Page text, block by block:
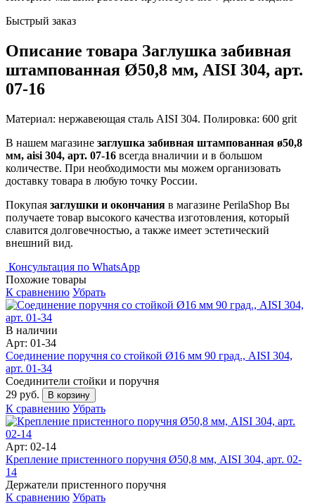
Быстрый заказ
Описание товара Заглушка забивная
штампованная Ø50,8 мм, AISI 304, арт.
07-16
Материал: нержавеющая сталь AISI 304. Полировка: 600 grit
В нашем магазине заглушка забивная штампованная ø50,8
мм, aisi 304, арт. 07-16 всегда вналичии и в большом
количестве. При необходимости мы можем организовать
доставку товара в любую точку России.
Покупая заглушки и окончания в магазине PerilaShop Вы
получаете товар высокого качества изготовления, который
славится долговечностью, а также имеет эстетический
внешний вид.
Консультация по WhatsApp
Похожие товары
К сравнению Убрать
В наличии
Арт: 01-34
Соединение поручня со стойкой Ø16 мм 90 град., AISI 304,
арт. 01-34
Соединители стойки и поручня
29 руб.
В корзину
К сравнению Убрать
Арт: 02-14
Крепление пристенного поручня Ø50,8 мм, AISI 304, арт. 02-
14
Держатели пристенного поручня
К сравнению Убрать